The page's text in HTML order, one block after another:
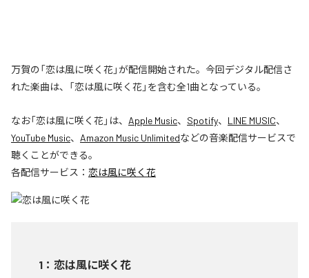
万賀の「恋は風に咲く花」が配信開始された。今回デジタル配信さ
れた楽曲は、「恋は風に咲く花」を含む全1曲となっている。
なお「恋は風に咲く花」は、 Apple Music、 Spotify、 LINE MUSIC、
YouTube Music、 Amazon Music Unlimitedなどの音楽配信サービスで
聴くことができる。
各配信サービス： 恋は風に咲く花
1 ： 恋は風に咲く花